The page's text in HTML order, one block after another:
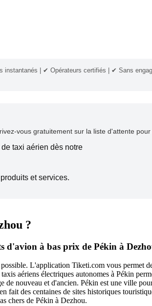
instantanés | ✔ Opérateurs certifiés | ✔ Sans
vous gratuitement sur la liste d'attente
taxi aérien dès notre
et services.
?
d'avion à bas prix de Pékin à
L'application Tiketi.com vous permet
aériens électriques autonomes à Pékin
nouveau et d'ancien. Pékin est une ville
fait des centaines de sites historiques
chers de Pékin à Dezhou.